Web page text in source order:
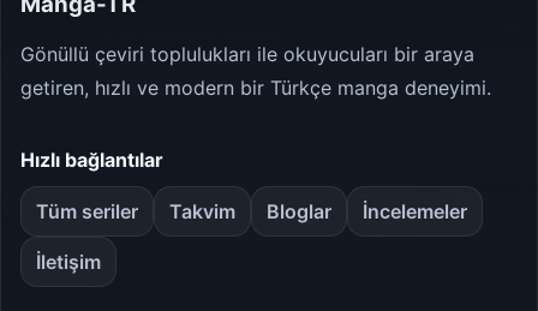
Gönüllü çeviri toplulukları ile okuyucuları bir araya
getiren, hızlı ve modern bir Türkçe manga deneyimi.
Hızlı bağlantılar
Tüm seriler Takvim Bloglar İncelemeler
İletişim